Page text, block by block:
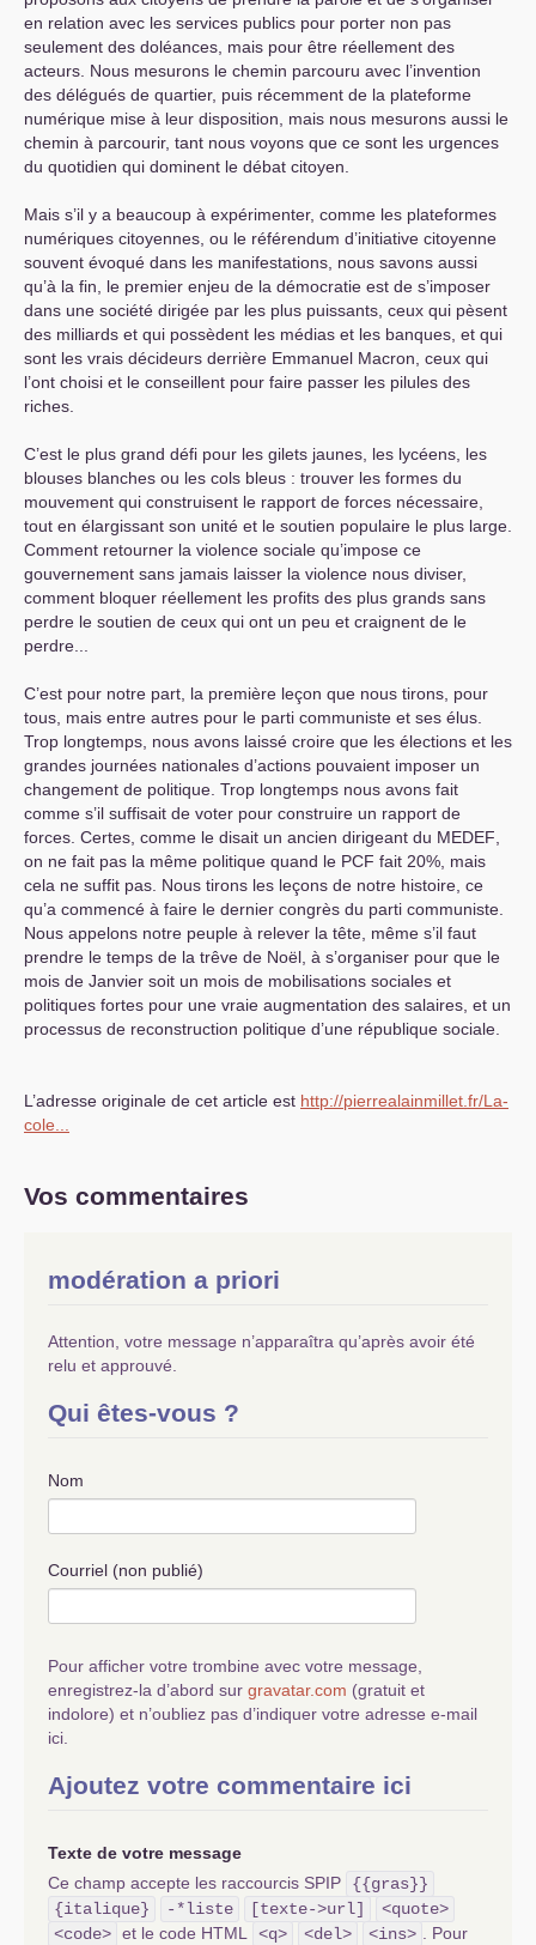
en relation avec les services publics pour porter non pas
seulement des doléances, mais pour être réellement des
acteurs. Nous mesurons le chemin parcouru avec l’invention
des délégués de quartier, puis récemment de la plateforme
numérique mise à leur disposition, mais nous mesurons aussi le
chemin à parcourir, tant nous voyons que ce sont les urgences
du quotidien qui dominent le débat citoyen.
Mais s’il y a beaucoup à expérimenter, comme les plateformes
numériques citoyennes, ou le référendum d’initiative citoyenne
souvent évoqué dans les manifestations, nous savons aussi
qu’à la fin, le premier enjeu de la démocratie est de s’imposer
dans une société dirigée par les plus puissants, ceux qui pèsent
des milliards et qui possèdent les médias et les banques, et qui
sont les vrais décideurs derrière Emmanuel Macron, ceux qui
l’ont choisi et le conseillent pour faire passer les pilules des
riches.
C’est le plus grand défi pour les gilets jaunes, les lycéens, les
blouses blanches ou les cols bleus : trouver les formes du
mouvement qui construisent le rapport de forces nécessaire,
tout en élargissant son unité et le soutien populaire le plus large.
Comment retourner la violence sociale qu’impose ce
gouvernement sans jamais laisser la violence nous diviser,
comment bloquer réellement les profits des plus grands sans
perdre le soutien de ceux qui ont un peu et craignent de le
perdre...
C’est pour notre part, la première leçon que nous tirons, pour
tous, mais entre autres pour le parti communiste et ses élus.
Trop longtemps, nous avons laissé croire que les élections et les
grandes journées nationales d’actions pouvaient imposer un
changement de politique. Trop longtemps nous avons fait
comme s’il suffisait de voter pour construire un rapport de
forces. Certes, comme le disait un ancien dirigeant du MEDEF
on ne fait pas la même politique quand le PCF fait 20%, mais
cela ne suffit pas. Nous tirons les leçons de notre histoire, ce
qu’a commencé à faire le dernier congrès du parti communiste.
Nous appelons notre peuple à relever la tête, même s’il faut
prendre le temps de la trêve de Noël, à s’organiser pour que le
mois de Janvier soit un mois de mobilisations sociales et
politiques fortes pour une vraie augmentation des salaires, et un
processus de reconstruction politique d’une république sociale.
L’adresse originale de cet article est http://pierrealainmillet.fr/La-
cole...
Vos commentaires
modération a priori
Attention, votre message n’apparaîtra qu’après avoir été
relu et approuvé.
Qui êtes-vous ?
Nom
Courriel (non publié)
Pour afficher votre trombine avec votre message,
enregistrez-la d’abord sur gravatar.com (gratuit et
indolore) et n’oubliez pas d’indiquer votre adresse e-mail
ici.
Ajoutez votre commentaire ici
Texte de votre message
Ce champ accepte les raccourcis SPIP
{{gras}}
{italique}
-*liste [texte->url]
<quote>
<code> et le code HTML <q> <del> <ins>
. Pour